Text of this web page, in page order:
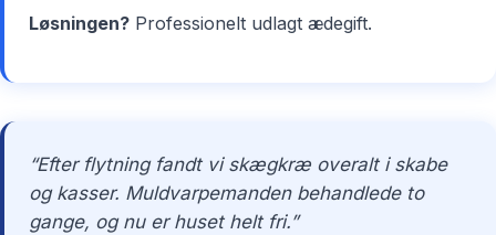
Løsningen? Professionelt udlagt ædegift.
“Efter flytning fandt vi skægkræ overalt i skabe
og kasser. Muldvarpemanden behandlede to
gange, og nu er huset helt fri.”